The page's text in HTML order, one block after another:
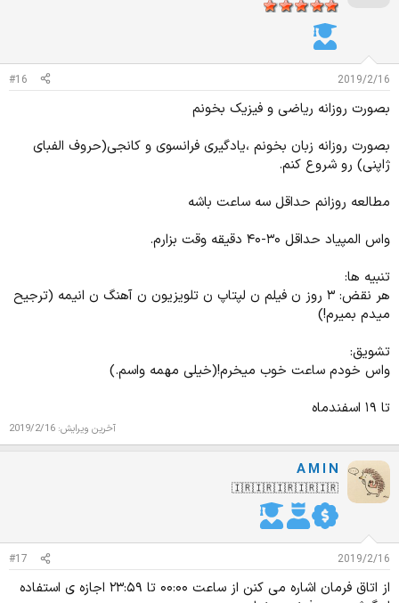
2019/2/16
#16
بصورت روزانه ریاضی و فیزیک بخونم
بصورت روزانه زبان بخونم ،یادگیری فرانسوی و کانجی(حروف الفبای
ژاپنی) رو شروع کنم.
مطالعه روزانم حداقل سه ساعت باشه
واس المپیاد حداقل ۳۰-۴۰ دقیقه وقت بزارم.
تنبیه ها:
هر نقض: ۳ روز ن فیلم ن لپتاپ ن تلویزیون ن آهنگ ن انیمه (ترجیح
میدم بمیرم!)
تشویق:
واس خودم ساعت خوب میخرم!(خیلی مهمه واسم.)
تا ۱۹ اسفندماه
آخرین ویرایش: 2019/2/16
A M I N
🇮🇷🇮🇷🇮🇷🇮🇷🇮🇷
2019/2/16
#17
از اتاق فرمان اشاره می کنن از ساعت ۰۰:۰۰ تا ۲۳:۵۹ اجازه ی استفاده